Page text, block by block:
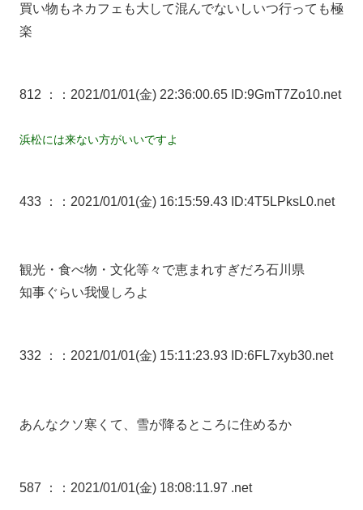
買い物もネカフェも大して混んでないしいつ行っても極
楽
812 ： ：2021/01/01(金) 22:36:00.65 ID:9GmT7Zo10.net
浜松には来ない方がいいですよ
433 ： ：2021/01/01(金) 16:15:59.43 ID:4T5LPksL0.net
観光・食べ物・文化等々で恵まれすぎだろ石川県
知事ぐらい我慢しろよ
332 ： ：2021/01/01(金) 15:11:23.93 ID:6FL7xyb30.net
あんなクソ寒くて、雪が降るところに住めるか
587 ： ：2021/01/01(金) 18:08:11.97 .net